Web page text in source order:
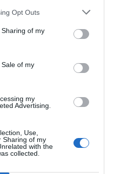
Opt Outs
of my
of my
my
Advertising.
Use,
Sharing of my
with the
collected.
Informazioni Turistiche
Reception - 24 ore su 24
sul golfo di Torbole e offre ottimi piatti
bar-gelateria.
alle 12:00 e offre ottimi prodotti.
Banco Escursioni
Ciclismo
Lavaggio a secco
Lounge bar
convenzionato
Parcheggio Interno in box Privato
Piano Bar
Ristorante
Camere Non Fumatori
Camere antiallergiche
Terrazza